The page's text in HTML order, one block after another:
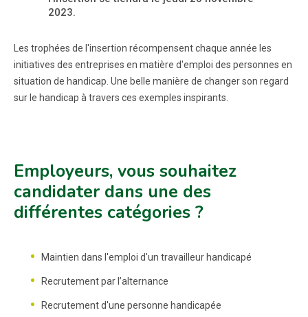
2023.
Les trophées de l'insertion récompensent chaque année les
initiatives des entreprises en matière d'emploi des personnes en
situation de handicap. Une belle manière de changer son regard
sur le handicap à travers ces exemples inspirants.
Employeurs, vous souhaitez
candidater dans une des
différentes catégories ?
Maintien dans l'emploi d'un travailleur handicapé
Recrutement par l’alternance
Recrutement d'une personne handicapée